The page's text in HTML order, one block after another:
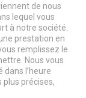
de nous
lequel vous
à notre société.
prestation en
remplissez le
Nous vous
l’heure
précises,